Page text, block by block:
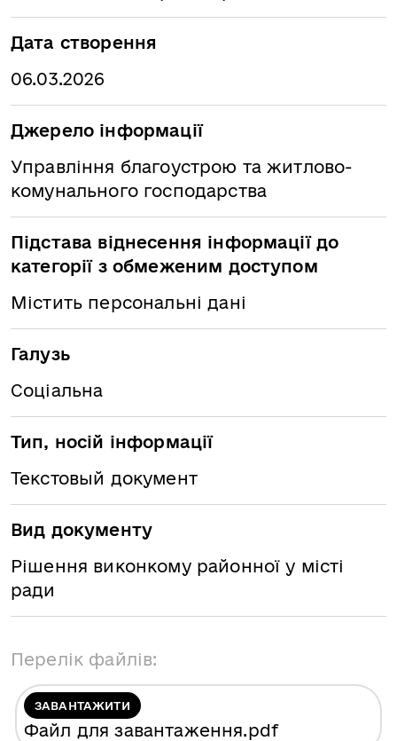
Дата створення
06.03.2026
Джерело інформації
Управління благоустрою та житлово-
комунального господарства
Підстава віднесення інформації до
категорії з обмеженим доступом
Містить персональні дані
Галузь
Соціальна
Тип, носій інформації
Текстовый документ
Вид документу
Рішення виконкому районної у місті
ради
Перелік файлів:
ЗАВАНТАЖИТИ
Файл для завантаження.pdf